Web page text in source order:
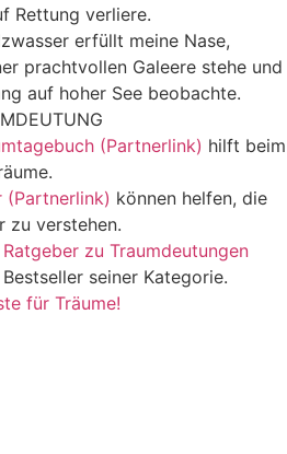
Rettung verliere.
erfüllt meine Nase,
prachtvollen Galeere stehe und
auf hoher See beobachte.
(Partnerlink) hilft beim
(Partnerlink) können helfen, die
zu verstehen.
zu Traumdeutungen
seiner Kategorie.
für Träume!